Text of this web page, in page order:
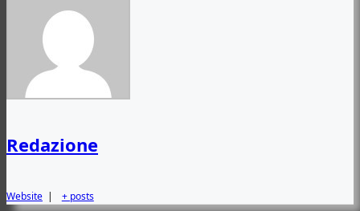
Redazione
Website | + posts